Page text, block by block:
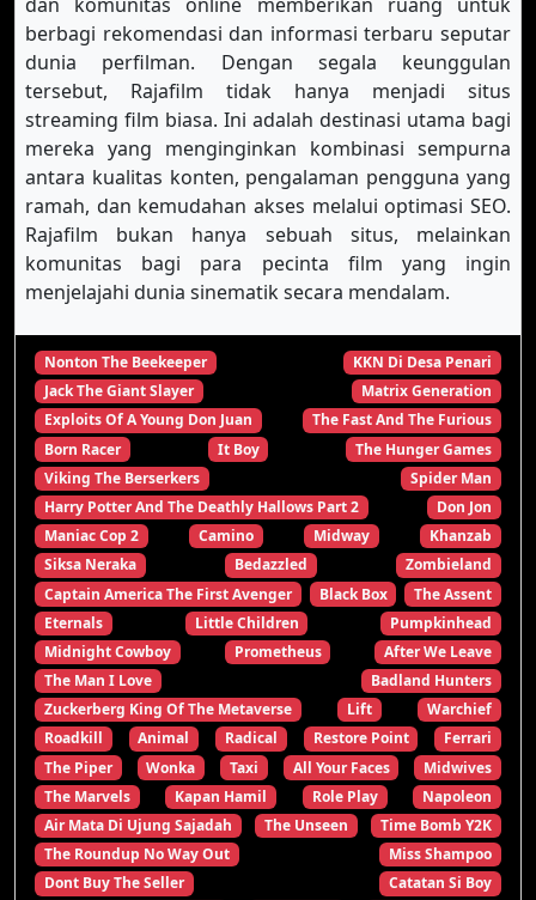
berbagi rekomendasi dan informasi terbaru seputar
dunia perfilman. Dengan segala keunggulan
tersebut, Rajafilm tidak hanya menjadi situs
streaming film biasa. Ini adalah destinasi utama bagi
mereka yang menginginkan kombinasi sempurna
antara kualitas konten, pengalaman pengguna yang
ramah, dan kemudahan akses melalui optimasi SEO.
Rajafilm bukan hanya sebuah situs, melainkan
komunitas bagi para pecinta film yang ingin
menjelajahi dunia sinematik secara mendalam.
Nonton The Beekeeper
KKN Di Desa Penari
Jack The Giant Slayer
Matrix Generation
Exploits Of A Young Don Juan
The Fast And The Furious
Born Racer
It Boy
The Hunger Games
Viking The Berserkers
Spider Man
Harry Potter And The Deathly Hallows Part 2
Don Jon
Maniac Cop 2
Camino Midway
Khanzab
Siksa Neraka
Bedazzled
Zombieland
Captain America The First Avenger
Black Box
The Assent
Eternals
Little Children
Pumpkinhead
Midnight Cowboy
Prometheus
After We Leave
The Man I Love
Badland Hunters
Zuckerberg King Of The Metaverse
Lift
Warchief
Roadkill
Animal Radical Restore Point
Ferrari
The Piper
Wonka Taxi All Your Faces
Midwives
The Marvels
Kapan Hamil Role Play
Napoleon
Air Mata Di Ujung Sajadah
The Unseen
Time Bomb Y2K
The Roundup No Way Out
Miss Shampoo
Dont Buy The Seller
Catatan Si Boy